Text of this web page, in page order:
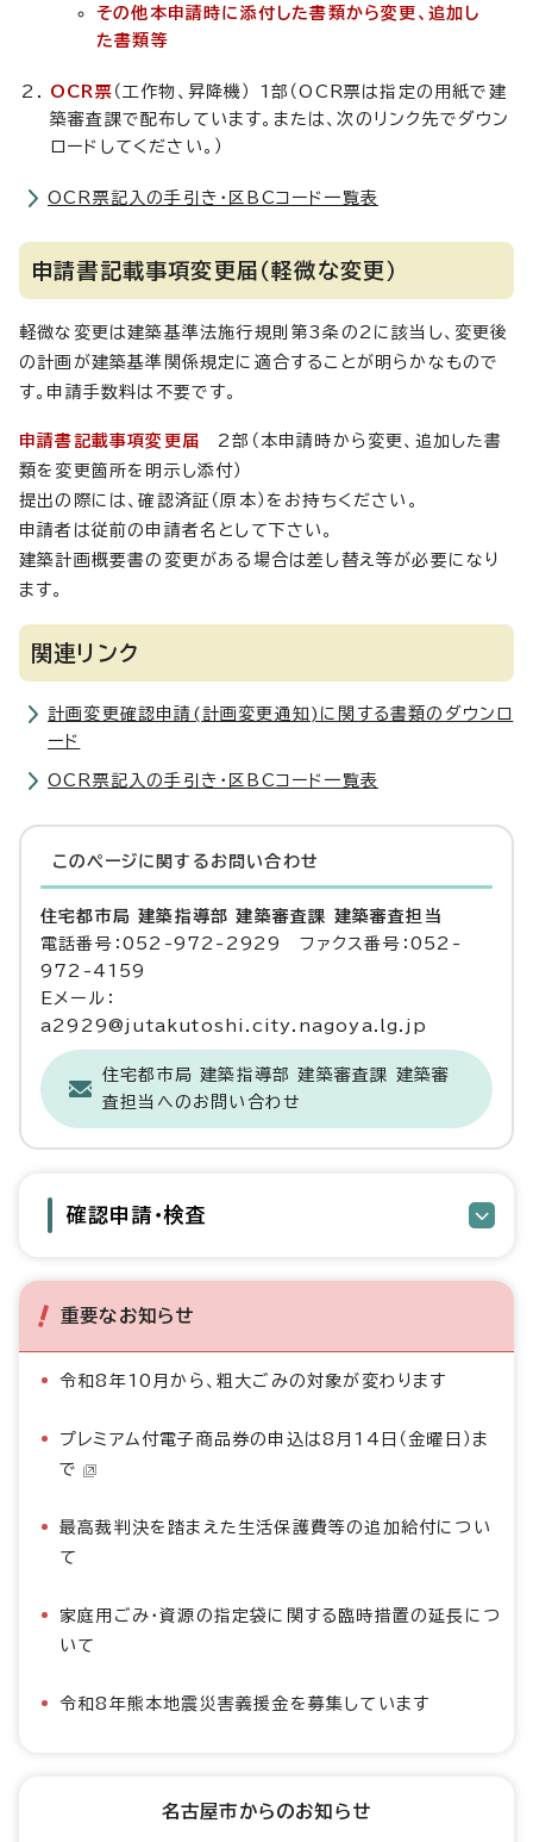
その他本申請時に添付した書類から変更、追加し
た書類等
OCR票 （工作物、昇降機） 1部（OCR票は指定の用紙で建
築審査課で配布しています。または、次のリンク先でダウン
ロードしてください。）
OCR票記入の手引き・区BCコード一覧表
申請書記載事項変更届（軽微な変更）
軽微な変更は建築基準法施行規則第3条の2に該当し、変更後
の計画が建築基準関係規定に適合することが明らかなもので
す。申請手数料は不要です。
申請書記載事項変更届 2部（本申請時から変更、追加した書
類を変更箇所を明示し添付）
提出の際には、確認済証（原本）をお持ちください。
申請者は従前の申請者名として下さい。
建築計画概要書の変更がある場合は差し替え等が必要になり
ます。
関連リンク
計画変更確認申請(計画変更通知)に関する書類のダウンロ
ード
OCR票記入の手引き・区BCコード一覧表
このページに関する お問い合わせ
住宅都市局 建築指導部 建築審査課 建築審査担当
電話番号：052-972-2929 ファクス番号：052-
972-4159
Eメール：
a2929@jutakutoshi.city.nagoya.lg.jp
住宅都市局 建築指導部 建築審査課 建築審
査担当へのお問い合わせ
確認申請・検査
重要なお知らせ
令和8年10月から、粗大ごみの対象が変わります
プレミアム付電子商品券の申込は8月14日（金曜日）ま
で
最高裁判決を踏まえた生活保護費等の追加給付につい
て
家庭用ごみ・資源の指定袋に関する臨時措置の延長につ
いて
令和8年熊本地震災害義援金を募集しています
名古屋市からのお知らせ